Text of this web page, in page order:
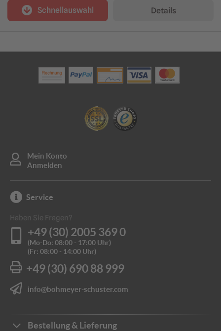
Schnellauswahl Details
Mein Konto
Anmelden
Service
Haben Sie Fragen?
+49 (30) 2005 369 0
(Mo-Do: 08:00 - 17:00 Uhr)
(Fr: 08:00 - 14:00 Uhr)
+49 (30) 690 88 999
info@bohmeyer-schuster.com
Bestellung & Lieferung